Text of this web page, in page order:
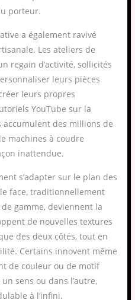
porteur.
a également ravivé
Les ateliers de
regain d’activité, sollicités
leurs pièces
leurs propres
YouTube sur la
des millions de
machines à coudre
inattendue.
s’adapter sur le plan des
face, traditionnellement
gamme, deviennent la
de nouvelles textures
des deux côtés, tout en
Certains innovent même
de couleur ou de motif
sens ou dans l’autre,
à l’infini.